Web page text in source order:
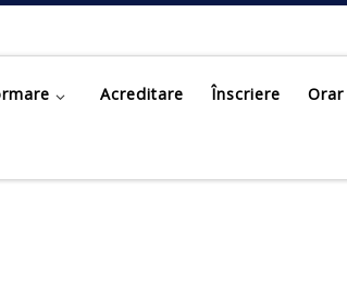
Acreditare Înscriere Orar